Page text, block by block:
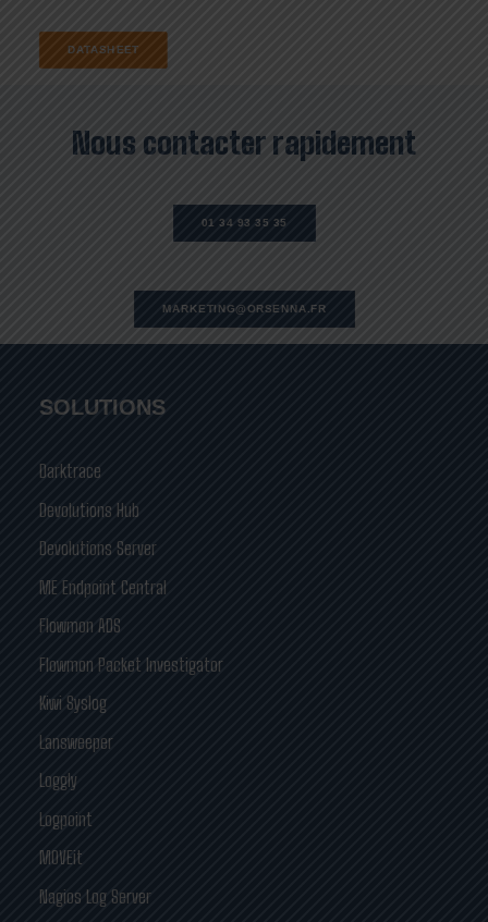
DATASHEET
Nous contacter rapidement
01 34 93 35 35
MARKETING@ORSENNA.FR
SOLUTIONS
Darktrace
Devolutions Hub
Devolutions Server
ME Endpoint Central
Flowmon ADS
Flowmon Packet Investigator
Kiwi Syslog
Lansweeper
Loggly
Logpoint
MOVEit
Nagios Log Server